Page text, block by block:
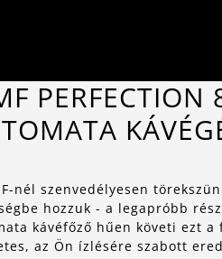
PERFECTION
nél szenvedélyesen
hozzuk - a legapróbb
kávéfőző hűen követi ezt
az Ön ízlésére szabott